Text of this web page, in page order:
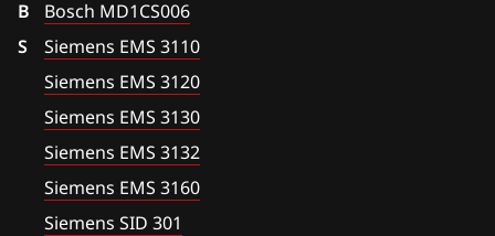
GMC
Great Wall
Groz
Haima
Haval
8200611871
8200611874
8200648264
8200707889
8200752504
B
Bosch MD1CS006
S
Siemens EMS 3110
Siemens EMS 3120
Siemens EMS 3130
Siemens EMS 3132
Siemens EMS 3160
Siemens SID 301